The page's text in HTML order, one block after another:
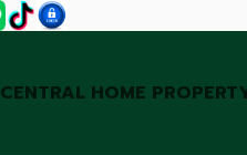
CENTRAL HOME